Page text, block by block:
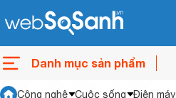
Danh mục sản phẩm
Công nghệ Cuộc sống Điện máy